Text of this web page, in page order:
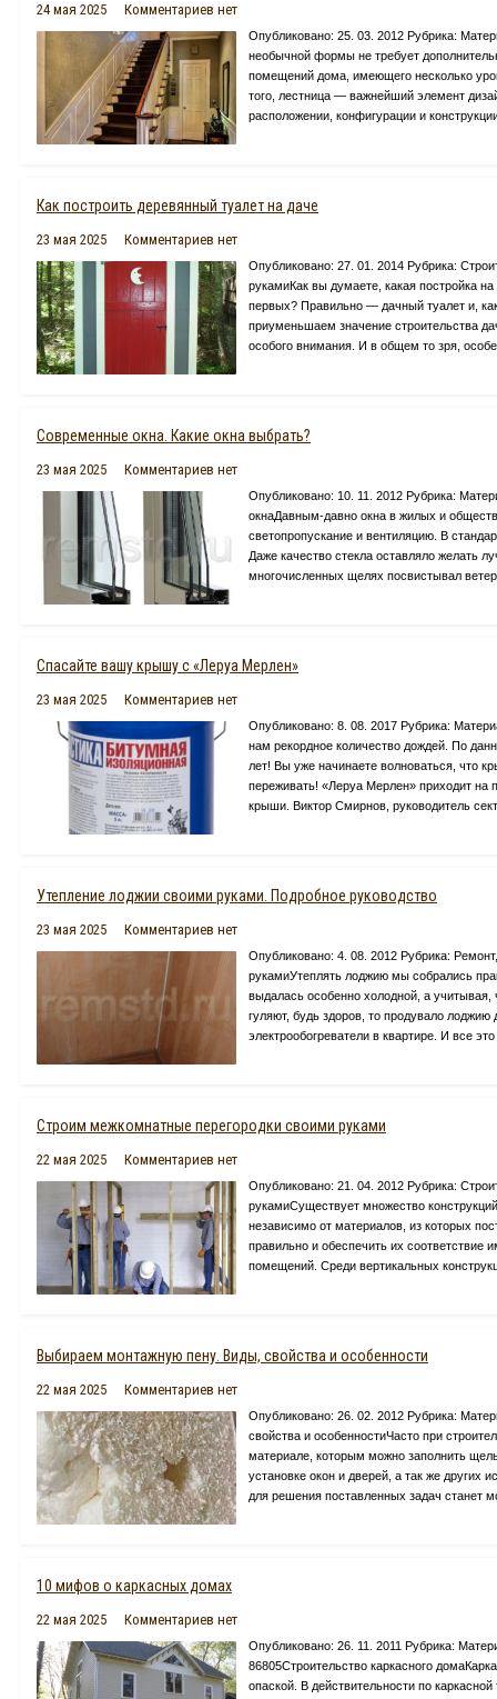
24 мая 2025 Комментариев нет
Опубликовано: 25. 03. 2012 Рубрика:
необычной формы не требует
помещений дома, имеющего несколько
того, лестница — важнейший элемент
расположении, конфигурации и
Как построить деревянный туалет на даче
23 мая 2025 Комментариев нет
Опубликовано: 27. 01. 2014 Рубрика:
рукамиКак вы думаете, какая постройка
первых? Правильно — дачный туалет и,
приуменьшаем значение строительства
особого внимания. И в общем то зря,
Современные окна. Какие окна выбрать?
23 мая 2025 Комментариев нет
Опубликовано: 10. 11. 2012 Рубрика:
окнаДавным-давно окна в жилых и
светопропускание и вентиляцию. В
Даже качество стекла оставляло желать
многочисленных щелях посвистывал
Спасайте вашу крышу с «Леруа Мерлен»
23 мая 2025 Комментариев нет
Опубликовано: 8. 08. 2017 Рубрика:
нам рекордное количество дождей. По
лет! Вы уже начинаете волноваться, что
переживать! «Леруа Мерлен» приходит
крыши. Виктор Смирнов, руководитель
Утепление лоджии своими руками. Подробное руководство
23 мая 2025 Комментариев нет
Опубликовано: 4. 08. 2012 Рубрика:
рукамиУтеплять лоджию мы собрались
выдалась особенно холодной, а учитывая,
гуляют, будь здоров, то продувало
электрообогреватели в квартире. И все
Строим межкомнатные перегородки своими руками
22 мая 2025 Комментариев нет
Опубликовано: 21. 04. 2012 Рубрика:
рукамиСуществует множество
независимо от материалов, из которых
правильно и обеспечить их
помещений. Среди вертикальных
Выбираем монтажную пену. Виды, свойства и особенности
22 мая 2025 Комментариев нет
Опубликовано: 26. 02. 2012 Рубрика:
свойства и особенностиЧасто при
материале, которым можно заполнить
установке окон и дверей, а так же других
для решения поставленных задач станет
10 мифов о каркасных домах
22 мая 2025 Комментариев нет
Опубликовано: 26. 11. 2011 Рубрика:
86805Строительство каркасного
опаской. В действительности по